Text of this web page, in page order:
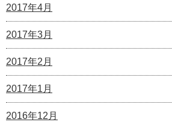
2017年4月
2017年3月
2017年2月
2017年1月
2016年12月